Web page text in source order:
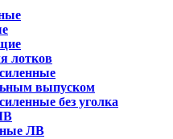
лотков
выпуском
без уголка
ЛВ